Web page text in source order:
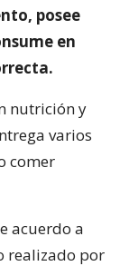
posee
en
nutrición y
varios
comer
acuerdo a
realizado por